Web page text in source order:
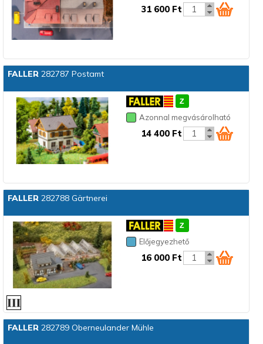
31 600 Ft
FALLER 282787 Postamt
Azonnal megvásárolható
14 400 Ft
FALLER 282788 Gärtnerei
Előjegyezhető
16 000 Ft
FALLER282789 Oberneulander Mühle